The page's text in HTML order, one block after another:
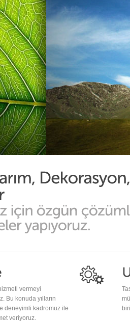
vermeyi
Bu konuda yılların
deneyimli kadromuz ile
veriyoruz.